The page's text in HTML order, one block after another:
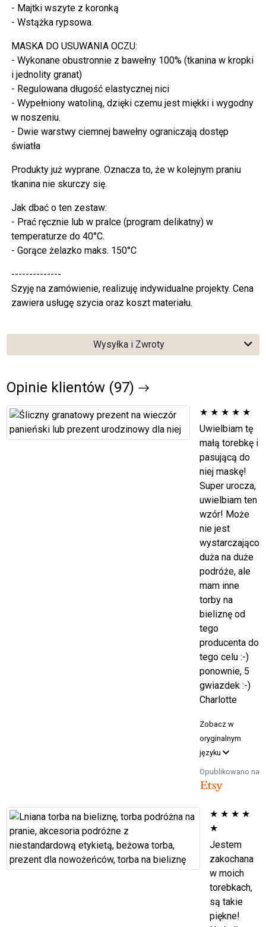
- Majtki wszyte z koronką
- Wstążka rypsowa.
MASKA DO USUWANIA OCZU:
- Wykonane obustronnie z bawełny 100% (tkanina w kropki
i jednolity granat)
- Regulowana długość elastycznej nici
- Wypełniony watoliną, dzięki czemu jest miękki i wygodny
w noszeniu.
- Dwie warstwy ciemnej bawełny ograniczają dostęp
światła
Produkty już wyprane. Oznacza to, że w kolejnym praniu
tkanina nie skurczy się.
Jak dbać o ten zestaw:
- Prać ręcznie lub w pralce (program delikatny) w
temperaturze do 40°C.
- Gorące żelazko maks. 150°C
--------------
Szyję na zamówienie, realizuję indywidualne projekty. Cena
zawiera usługę szycia oraz koszt materiału.
Wysyłka i Zwroty
Opinie klientów (97)
★ ★ ★ ★ ★
Uwielbiam tę
małą torebkę i
pasującą do
niej maskę!
Super urocza,
uwielbiam ten
wzór! Może
nie jest
wystarczająco
duża na duże
podróże, ale
mam inne
torby na
bieliznę od
tego
producenta do
tego celu :-)
ponownie, 5
gwiazdek :-)
Charlotte
Zobacz w
oryginalnym
języku
Opublikowano na
★ ★ ★ ★
★
Jestem
zakochana
w moich
torebkach,
są takie
piękne!